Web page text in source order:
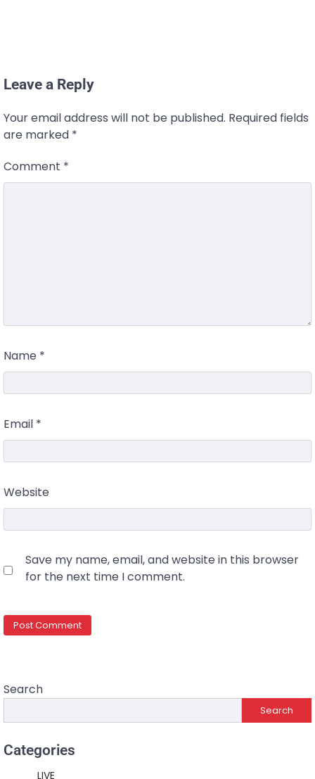
Leave a Reply
Your email address will not be published. Required fields
are marked *
Comment *
Name *
Email *
Website
Save my name, email, and website in this browser
for the next time I comment.
Search
Search
Categories
LIVE